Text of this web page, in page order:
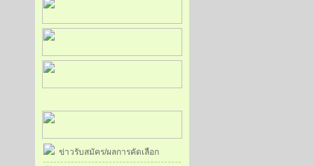
ข่าวรับสมัคร/ผลการคัดเลือก